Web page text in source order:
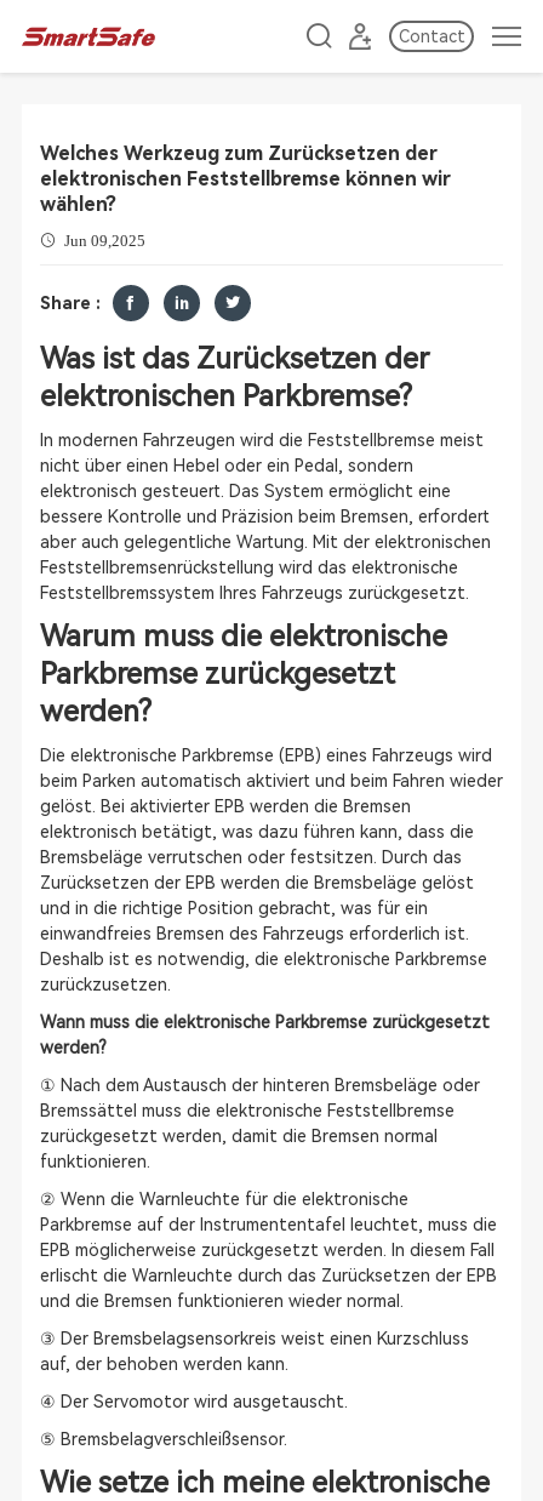
Contact
Welches Werkzeug zum Zurücksetzen der
elektronischen Feststellbremse können wir
wählen?
Jun 09,2025
Share :
Was ist das Zurücksetzen der
elektronischen Parkbremse?
In modernen Fahrzeugen wird die Feststellbremse meist
nicht über einen Hebel oder ein Pedal, sondern
elektronisch gesteuert. Das System ermöglicht eine
bessere Kontrolle und Präzision beim Bremsen, erfordert
aber auch gelegentliche Wartung. Mit der elektronischen
Feststellbremsenrückstellung wird das elektronische
Feststellbremssystem Ihres Fahrzeugs zurückgesetzt.
Warum muss die elektronische
Parkbremse zurückgesetzt
werden?
Die elektronische Parkbremse (EPB) eines Fahrzeugs wird
beim Parken automatisch aktiviert und beim Fahren wieder
gelöst. Bei aktivierter EPB werden die Bremsen
elektronisch betätigt, was dazu führen kann, dass die
Bremsbeläge verrutschen oder festsitzen. Durch das
Zurücksetzen der EPB werden die Bremsbeläge gelöst
und in die richtige Position gebracht, was für ein
einwandfreies Bremsen des Fahrzeugs erforderlich ist.
Deshalb ist es notwendig, die elektronische Parkbremse
zurückzusetzen.
Wann muss die elektronische Parkbremse zurückgesetzt
werden?
① Nach dem Austausch der hinteren Bremsbeläge oder
Bremssättel muss die elektronische Feststellbremse
zurückgesetzt werden, damit die Bremsen normal
funktionieren.
② Wenn die Warnleuchte für die elektronische
Parkbremse auf der Instrumententafel leuchtet, muss die
EPB möglicherweise zurückgesetzt werden. In diesem Fall
erlischt die Warnleuchte durch das Zurücksetzen der EPB
und die Bremsen funktionieren wieder normal.
③ Der Bremsbelagsensorkreis weist einen Kurzschluss
auf, der behoben werden kann.
④ Der Servomotor wird ausgetauscht.
⑤ Bremsbelagverschleißsensor.
Wie setze ich meine elektronische